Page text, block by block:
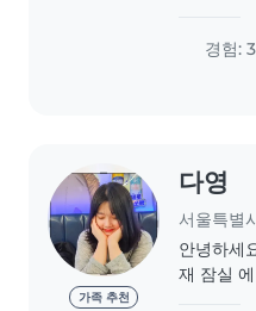
babies💕
경험:
가족 추천
다영
서울특별
안녕하세
재 잠실